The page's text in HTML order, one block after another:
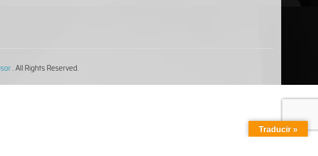
. All Rights Reserved.
Traducir »